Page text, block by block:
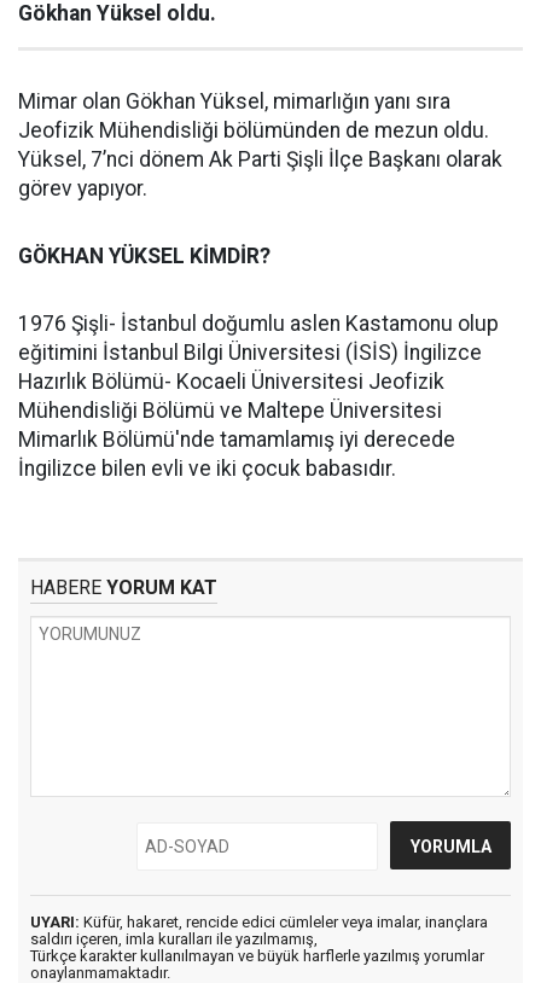
Gökhan Yüksel oldu.
Mimar olan Gökhan Yüksel, mimarlığın yanı sıra
Jeofizik Mühendisliği bölümünden de mezun oldu.
Yüksel, 7’nci dönem Ak Parti Şişli İlçe Başkanı olarak
görev yapıyor.
GÖKHAN YÜKSEL KİMDİR?
1976 Şişli- İstanbul doğumlu aslen Kastamonu olup
eğitimini İstanbul Bilgi Üniversitesi (İSİS) İngilizce
Hazırlık Bölümü- Kocaeli Üniversitesi Jeofizik
Mühendisliği Bölümü ve Maltepe Üniversitesi
Mimarlık Bölümü'nde tamamlamış iyi derecede
İngilizce bilen evli ve iki çocuk babasıdır.
HABERE YORUM KAT
UYARI: Küfür, hakaret, rencide edici cümleler veya imalar, inançlara
saldırı içeren, imla kuralları ile yazılmamış,
Türkçe karakter kullanılmayan ve büyük harflerle yazılmış yorumlar
onaylanmamaktadır.